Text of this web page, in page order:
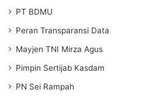
PT BDMU
Peran Transparansi Data
Mayjen TNI Mirza Agus
Pimpin Sertijab Kasdam
PN Sei Rampah